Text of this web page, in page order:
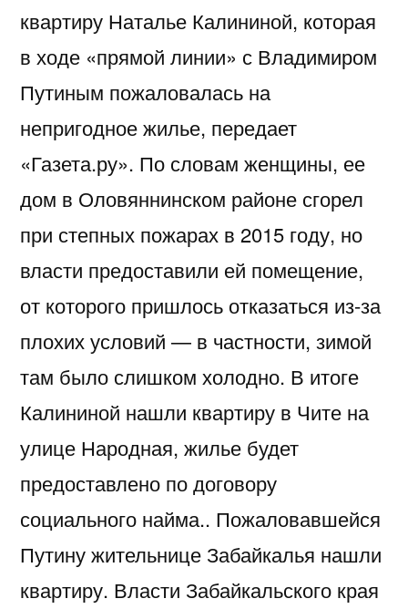
квартиру Наталье Калининой, которая
в ходе «прямой линии» с Владимиром
Путиным пожаловалась на
непригодное жилье, передает
«Газета.ру». По словам женщины, ее
дом в Оловяннинском районе сгорел
при степных пожарах в 2015 году, но
власти предоставили ей помещение,
от которого пришлось отказаться из-за
плохих условий — в частности, зимой
там было слишком холодно. В итоге
Калининой нашли квартиру в Чите на
улице Народная, жилье будет
предоставлено по договору
социального найма.. Пожаловавшейся
Путину жительнице Забайкалья нашли
квартиру. Власти Забайкальского края